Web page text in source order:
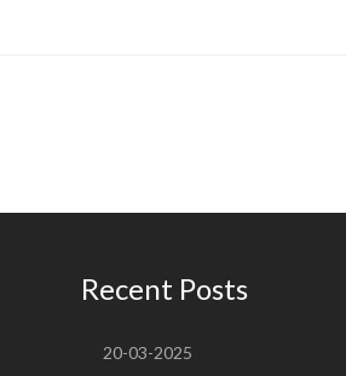
Recent Posts
20-03-2025